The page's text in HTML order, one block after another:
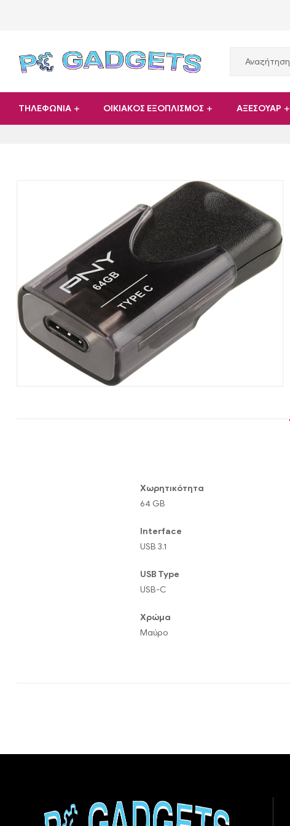
PC
Gadgets
Αναλώσιμα
Hardware
|
Αναλώσιμα
ΤΗΛΕΦΩΝΙΑ ΟΙΚΙΑΚΟΣ ΕΞΟΠΛΙΣΜΟΣ ΑΞΕΣΟΥΑΡ
Χωρητικότητα
64 GB
Interface
USB 3.1
USB Type
USB-C
Χρώμα
Μαύρο